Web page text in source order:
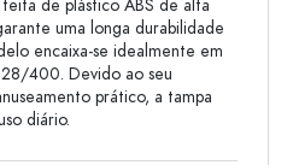
de plástico ABS de alta
uma longa durabilidade
encaixa-se idealmente em
400. Devido ao seu
prático, a tampa
diário.